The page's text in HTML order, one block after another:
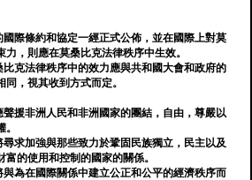
國際條約和協定一經正式公佈，並在國際上對莫
力，則應在莫桑比克法律秩序中生效。
比克法律秩序中的效力應與共和國大會和政府的
，視其收到方式而定。
聲援非洲人民和非洲國家的團結，自由，尊嚴以
尋求加強與那些致力於鞏固民族獨立，民主以及
的使用和控制的國家的關係。
與為在國際關係中建立公正和公平的經濟秩序而